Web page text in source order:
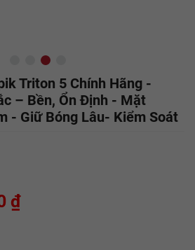
Triton 5 Chính Hãng -
– Bền, Ổn Định - Mặt
- Giữ Bóng Lâu- Kiểm Soát
₫